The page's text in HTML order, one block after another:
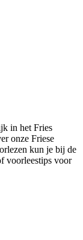
in het Fries
onze Friese
kun je bij de
voorleestips voor